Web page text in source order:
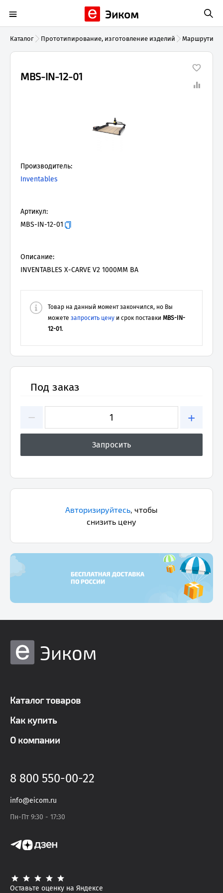
Эиком
Каталог Прототипирование, изготовление изделий
MBS-IN-12-01
Производитель:
Inventables
Артикул:
MBS-IN-12-01
Описание:
INVENTABLES X-CARVE V2 1000MM BA
Товар на данный момент закончился, но Вы
можете запросить цену и срок поставки MBS-IN-
12-01.
Под заказ
− +
Авторизируйтесь, чтобы
снизить цену
Эиком
Каталог товаров
Как купить
О компании
8 800 550-00-22
info@eicom.ru
Пн-Пт 9:30 - 17:30
Оставьте оценку на Яндексе